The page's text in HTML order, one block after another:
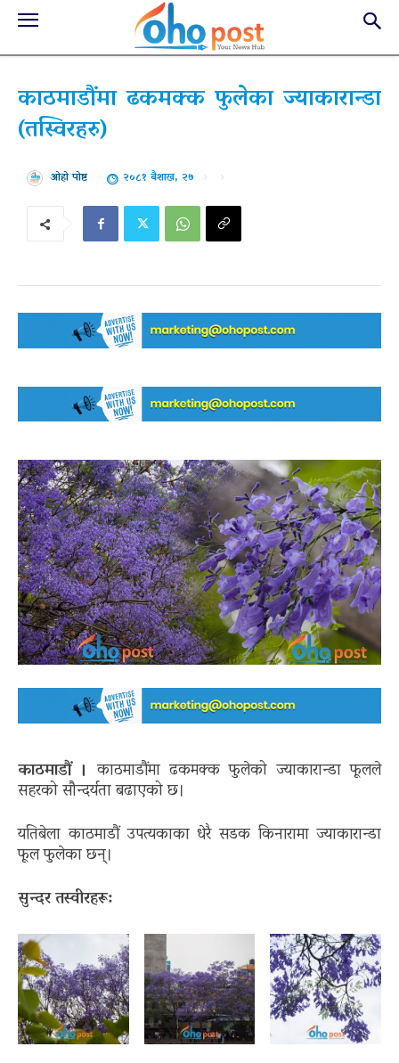
काठमाडौंमा ढकमक्क फुलेका ज्याकारान्डा
(तस्विरहरु)
ओहो पोष्ट २०८१ बैशाख, २७
काठमाडौं । काठमाडौंमा ढकमक्क फुलेको ज्याकारान्डा फूलले
सहरको सौन्दर्यता बढाएको छ।
यतिबेला काठमाडौं उपत्यकाका धेरै सडक किनारामा ज्याकारान्डा
फूल फुलेका छन्।
सुन्दर तस्वीरहरू: